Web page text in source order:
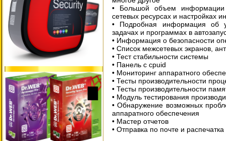
• Большой объем информации
сетевых ресурсах и настройках
• Подробная информация об
задачах и программах в
• Информация о безопасности
• Список межсетевых экранов,
• Тест стабильности системы
• Панель с cpuid
• Мониторинг аппаратного
• Тесты производительности
• Тесты производительности
• Модуль тестирования
• Обнаружение возможных
аппаратного обеспечения
• Мастер отчетов
• Отправка по почте и распечатка